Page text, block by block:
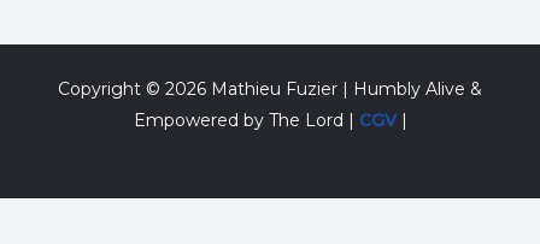
Copyright © 2026 Mathieu Fuzier | Humbly Alive &
Empowered by The Lord | CGV|